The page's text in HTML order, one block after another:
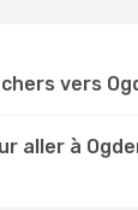
vers
aller à